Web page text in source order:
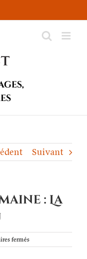
Suivant
: La
ferméssur
La